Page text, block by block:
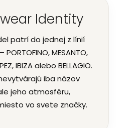
Identity
patrí do jednej z línií
MESANTO,
IBIZA alebo BELLAGIO.
iba názov
jeho atmosféru,
vo svete značky.